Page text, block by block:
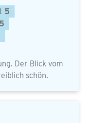
5
5
Der Blick vom
schön.